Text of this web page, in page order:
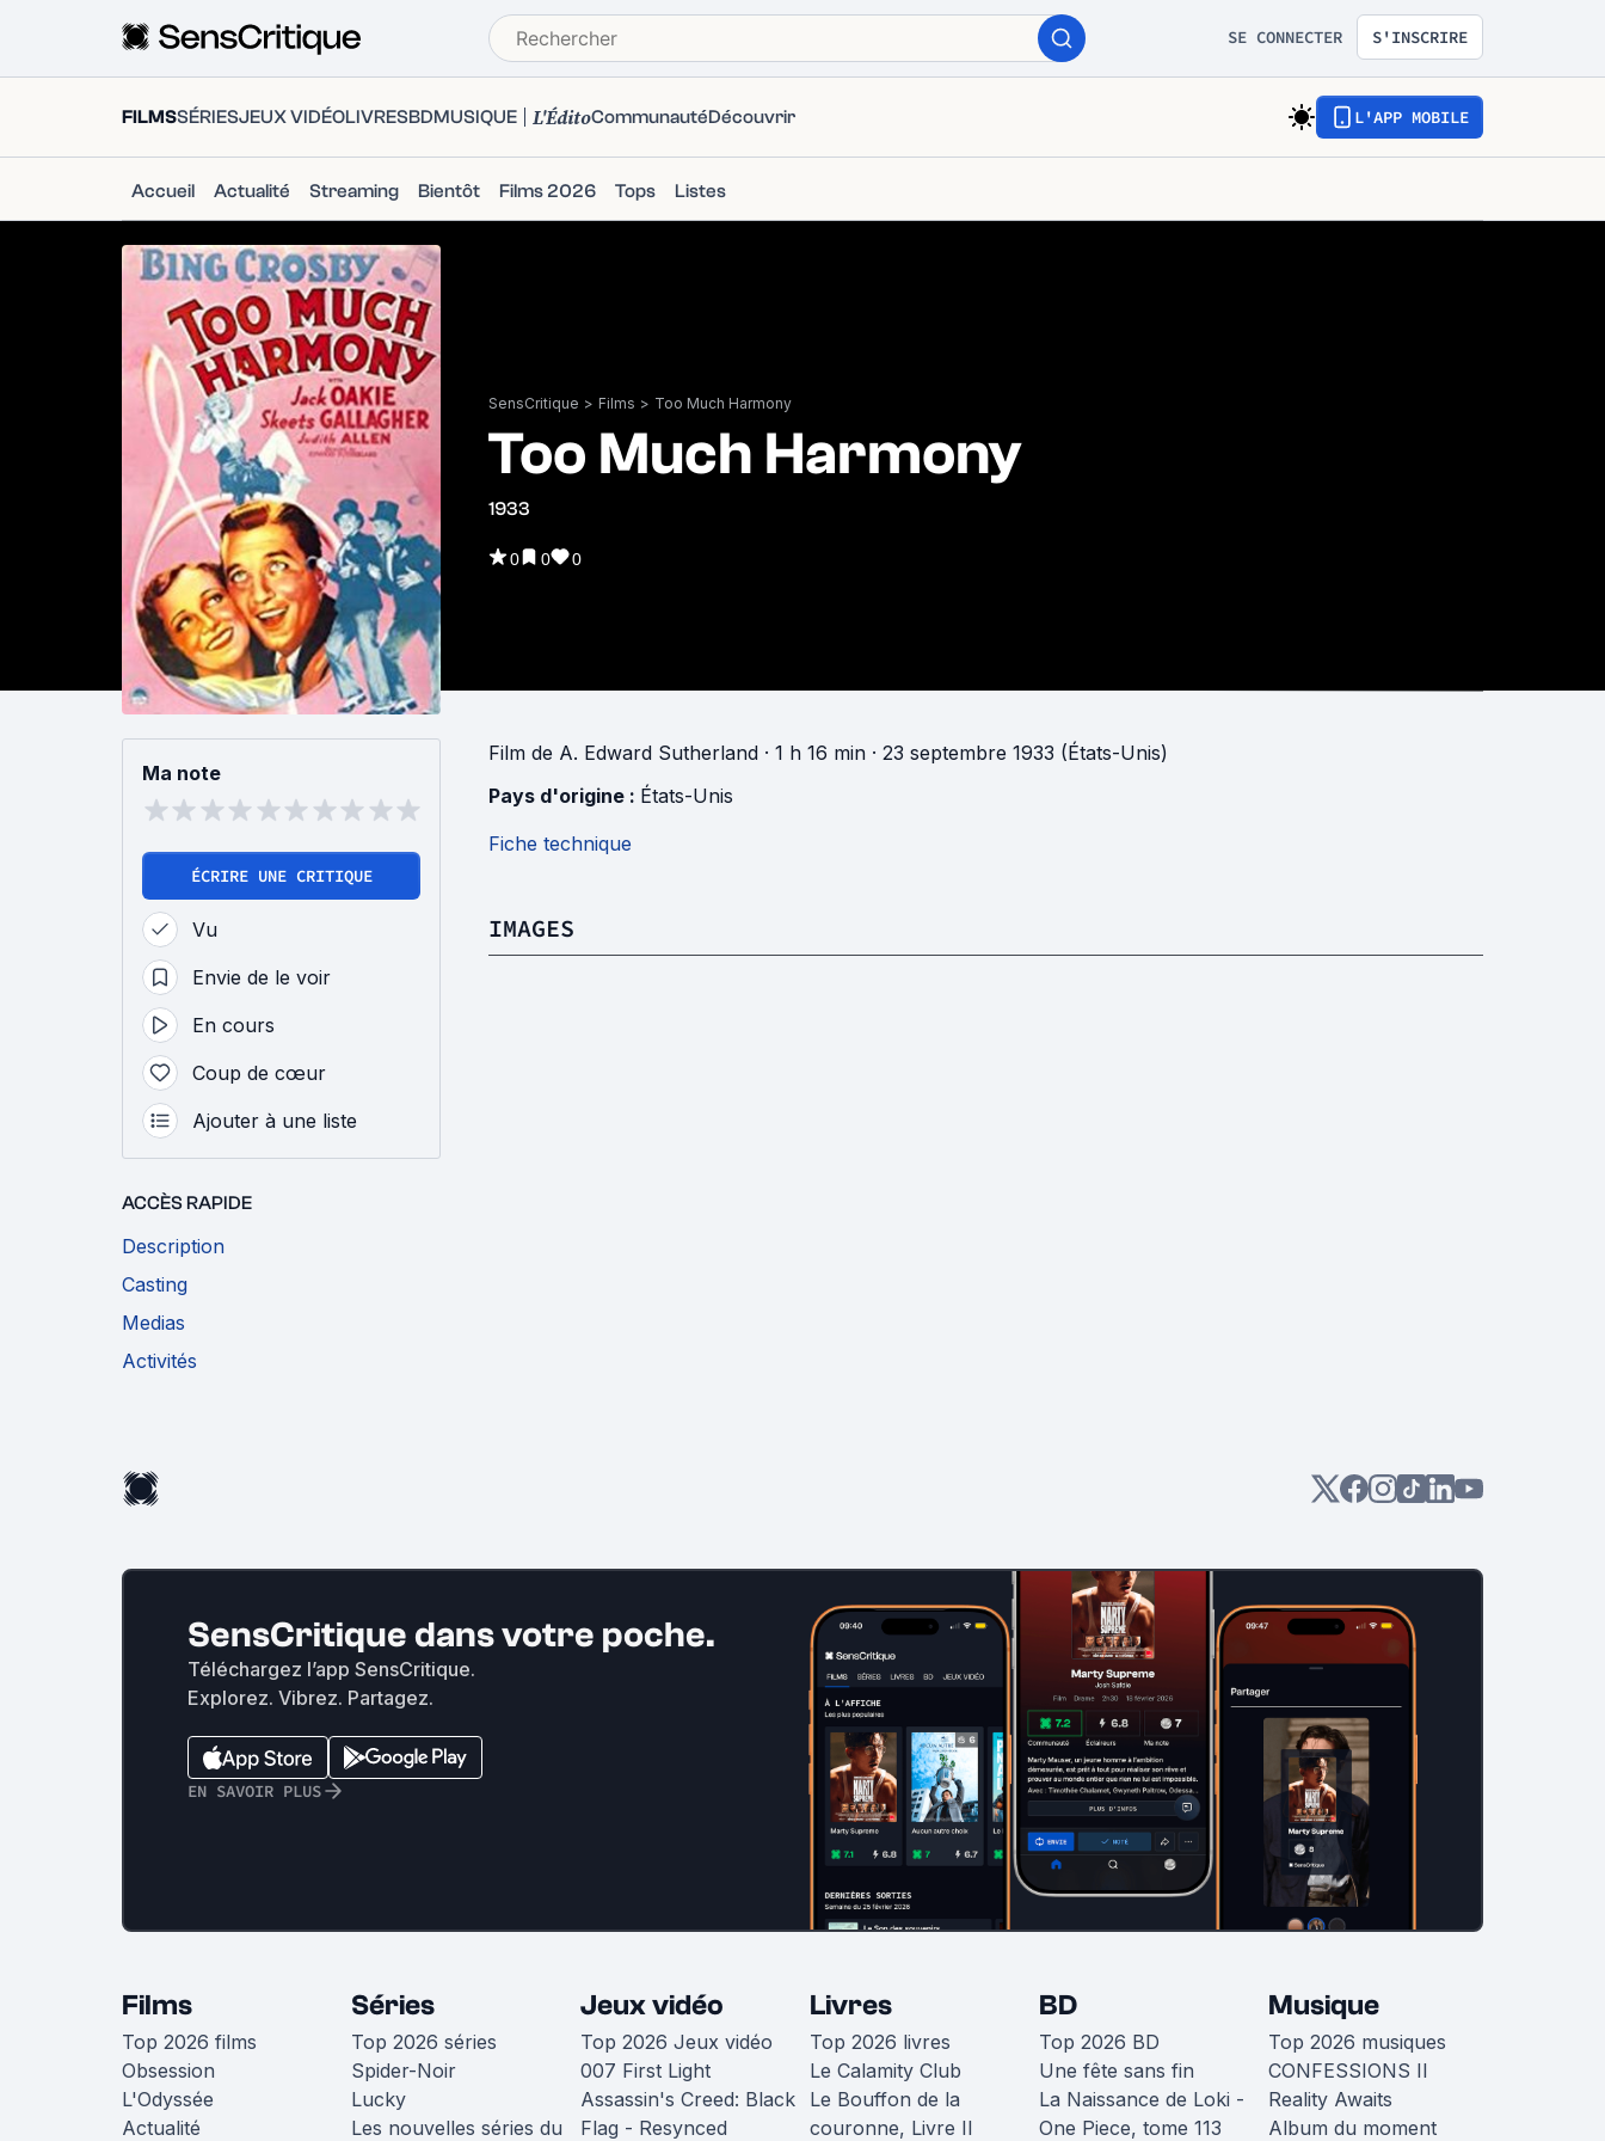
SE CONNECTER S'INSCRIRE
FILMSSÉRIESJEUX VIDÉOLIVRESBDMUSIQUE L'ÉditoCommunautéDécouvrir L'APP MOBILE
Accueil Actualité Streaming Bientôt Films 2026 Tops Listes
SensCritique > Films > Too Much Harmony
Too Much Harmony
1933
0 0 0
Ma note
ÉCRIRE UNE CRITIQUE
Vu
Envie de le voir
En cours
Coup de cœur
Ajouter à une liste
ACCÈS RAPIDE
Description
Casting
Medias
Activités
Film de A. Edward Sutherland · 1 h 16 min · 23 septembre 1933 (États-Unis)
Pays d'origine : États-Unis
Fiche technique
IMAGES
SensCritique dans votre poche.
Téléchargez l’app SensCritique.
Explorez. Vibrez. Partagez.
EN SAVOIR PLUS
Films
Top 2026 films
Obsession
L'Odyssée
Actualité
Séries
Top 2026 séries
Spider-Noir
Lucky
Les nouvelles séries du
Jeux vidéo
Top 2026 Jeux vidéo
007 First Light
Assassin's Creed: Black
Flag - Resynced
Livres
Top 2026 livres
Le Calamity Club
Le Bouffon de la
couronne, Livre II
BD
Top 2026 BD
Une fête sans fin
La Naissance de Loki -
One Piece, tome 113
Musique
Top 2026 musiques
CONFESSIONS II
Reality Awaits
Album du moment